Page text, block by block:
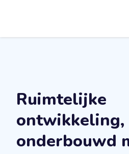
Ruimtelijke
ontwikkeling,
onderbouwd